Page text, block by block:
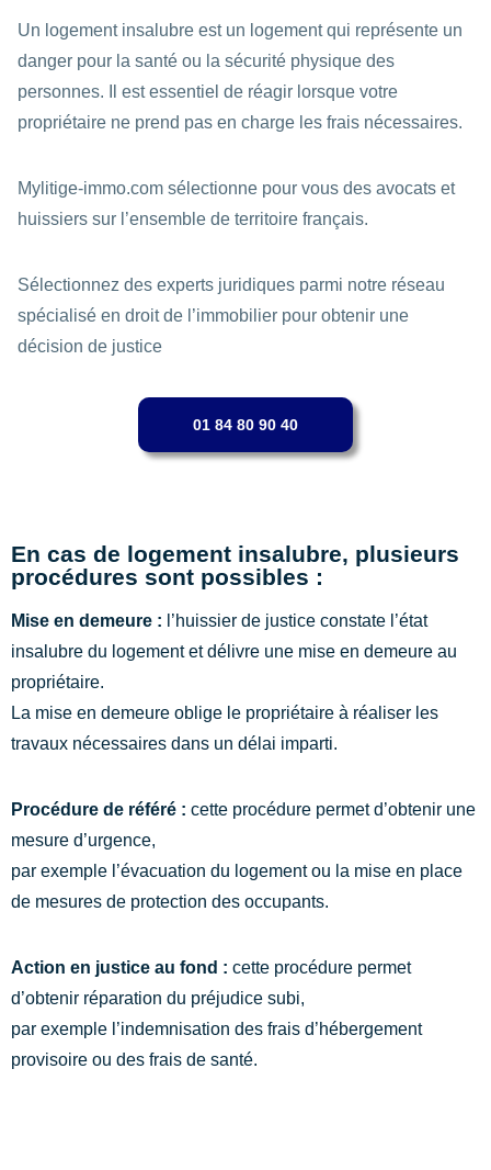
Un logement insalubre est un logement qui représente un
danger pour la santé ou la sécurité physique des
personnes. Il est essentiel de réagir lorsque votre
propriétaire ne prend pas en charge les frais nécessaires.
Mylitige-immo.com sélectionne pour vous des avocats et
huissiers sur l’ensemble de territoire français.
Sélectionnez des experts juridiques parmi notre réseau
spécialisé en droit de l’immobilier pour obtenir une
décision de justice
01 84 80 90 40
En cas de logement insalubre, plusieurs
procédures sont possibles :
Mise en demeure : l’huissier de justice constate l’état
insalubre du logement et délivre une mise en demeure au
propriétaire.
La mise en demeure oblige le propriétaire à réaliser les
travaux nécessaires dans un délai imparti.
Procédure de référé : cette procédure permet d’obtenir une
mesure d’urgence,
par exemple l’évacuation du logement ou la mise en place
de mesures de protection des occupants.
Action en justice au fond : cette procédure permet
d’obtenir réparation du préjudice subi,
par exemple l’indemnisation des frais d’hébergement
provisoire ou des frais de santé.